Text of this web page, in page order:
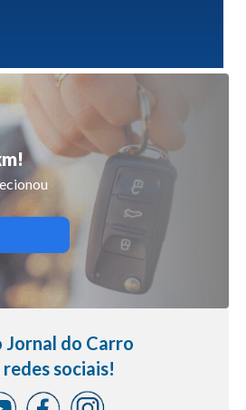
Jornal do Carro
redes sociais!